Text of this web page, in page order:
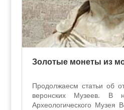
Золотые монеты из
Продолжаесм статьи об
веронских Музеев. В
Археологического Музея